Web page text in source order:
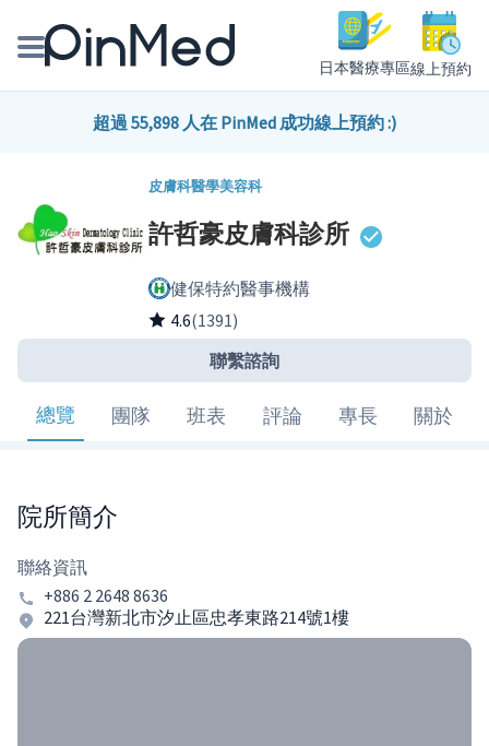
日本醫療專區線上預約
線上預約醫師、院所
健康主題館
我是醫療人員
超過 55,898 人在 PinMed 成功線上預約 :)
皮膚科醫學美容科
許哲豪皮膚科診所
健保特約醫事機構
4.6(1391)
聯繫諮詢
總覽 團隊 班表 評論 專長 關於
院所簡介
聯絡資訊
+886 2 2648 8636
221台灣新北市汐止區忠孝東路214號1樓